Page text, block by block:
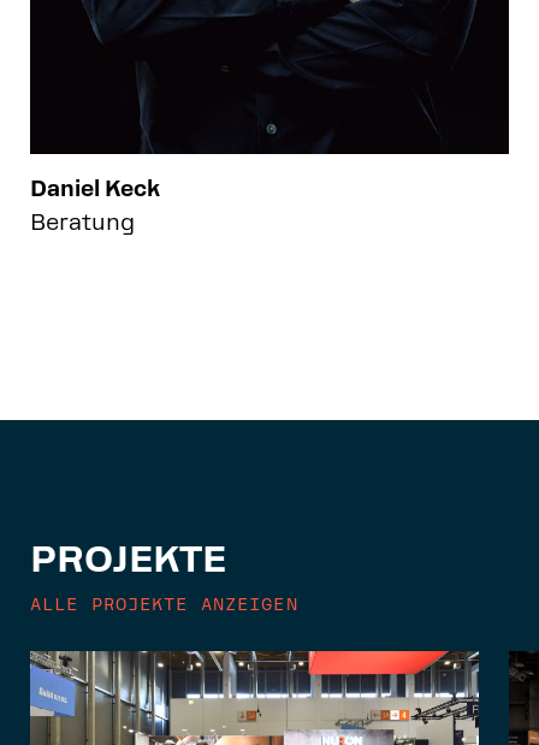
Daniel Keck
Beratung
PROJEKTE
ALLE PROJEKTE ANZEIGEN